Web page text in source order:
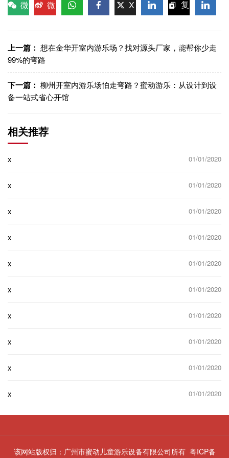
微
微
X
复
接
上一篇： 想在金华开室内游乐场？找对源头厂家，能帮你少走
99%的弯路
下一篇： 柳州开室内游乐场怕走弯路？蜜动游乐：从设计到设
备一站式省心开馆
相关推荐
x 01/01/2020
x 01/01/2020
x 01/01/2020
x 01/01/2020
x 01/01/2020
x 01/01/2020
x 01/01/2020
x 01/01/2020
x 01/01/2020
x 01/01/2020
该网站版权归：广州市蜜动儿童游乐设备有限公司所有 粤ICP备